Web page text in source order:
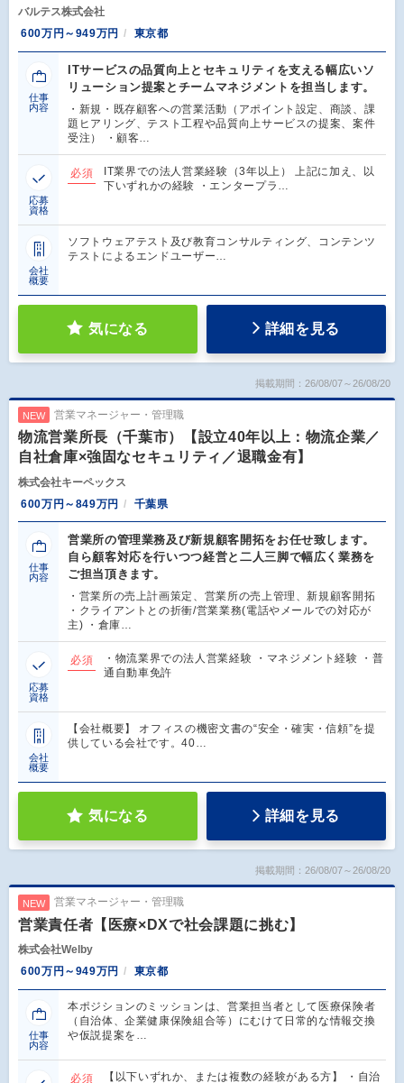
バルテス株式会社
600万円～949万円
東京都
仕事
内容
ITサービスの品質向上とセキュリティを支える幅広いソ
リューション提案とチームマネジメントを担当します。
・新規・既存顧客への営業活動（アポイント設定、商談、課
題ヒアリング、テスト工程や品質向上サービスの提案、案件
受注） ・顧客…
応募
資格
必須
IT業界での法人営業経験（3年以上） 上記に加え、以
下いずれかの経験 ・エンタープラ…
会社
概要
ソフトウェアテスト及び教育コンサルティング、コンテンツ
テストによるエンドユーザー…
気になる 詳細を見る
掲載期間：26/08/07～26/08/20
NEW 営業マネージャー・管理職
物流営業所長（千葉市）【設立40年以上：物流企業／
自社倉庫×強固なセキュリティ／退職金有】
株式会社キーペックス
600万円～849万円
千葉県
仕事
内容
営業所の管理業務及び新規顧客開拓をお任せ致します。
自ら顧客対応を行いつつ経営と二人三脚で幅広く業務を
ご担当頂きます。
・営業所の売上計画策定、営業所の売上管理、新規顧客開拓
・クライアントとの折衝/営業業務(電話やメールでの対応が
主) ・倉庫…
応募
資格
必須
・物流業界での法人営業経験 ・マネジメント経験 ・普
通自動車免許
会社
概要
【会社概要】 オフィスの機密文書の“安全・確実・信頼”を提
供している会社です。40…
気になる 詳細を見る
掲載期間：26/08/07～26/08/20
NEW 営業マネージャー・管理職
営業責任者【医療×DXで社会課題に挑む】
株式会社Welby
600万円～949万円
東京都
仕事
内容
本ポジションのミッションは、営業担当者として医療保険者
（自治体、企業健康保険組合等）にむけて日常的な情報交換
や仮説提案を…
必須 【以下いずれか、または複数の経験がある方】 ・自治